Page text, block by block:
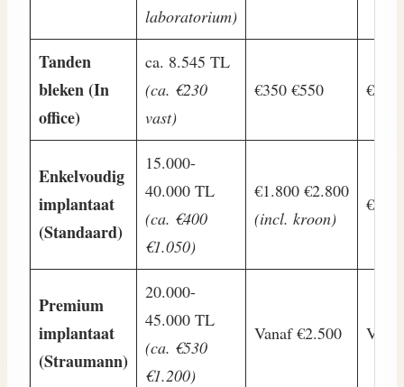
laboratorium)
Tanden
bleken (In
office)
ca. 8.545 TL
(ca. €230
vast)
€350 €550 €400
Enkelvoudig
implantaat
(Standaard)
15.000-
40.000 TL
(ca. €400
€1.050)
€1.800 €2.800
(incl. kroon)
Premium
implantaat
(Straumann)
20.000-
45.000 TL
(ca. €530
€1.200)
Vanaf €2.500